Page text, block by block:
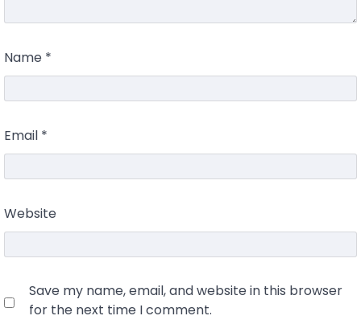
Name *
Email *
Website
Save my name, email, and website in this browser
for the next time I comment.